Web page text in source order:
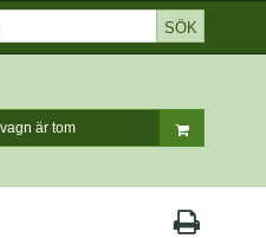
SÖK
är tom